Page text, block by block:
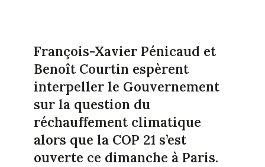
François-Xavier Pénicaud et
Benoît Courtin espèrent
interpeller le Gouvernement
sur la question du
réchauffement climatique
alors que la COP 21 s’est
ouverte ce dimanche à Paris.